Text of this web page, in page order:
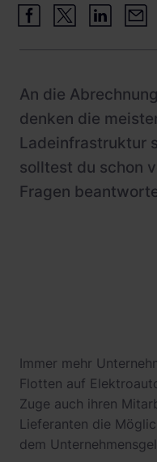
Wohnimmobilien
Fachplaner:innen
Schnittstellen
Referenzen
An die
denken die
Ladeinfrastruktur
solltest du schon
Fragen
Immer mehr
Flotten auf
Zuge auch ihren
Lieferanten die
dem